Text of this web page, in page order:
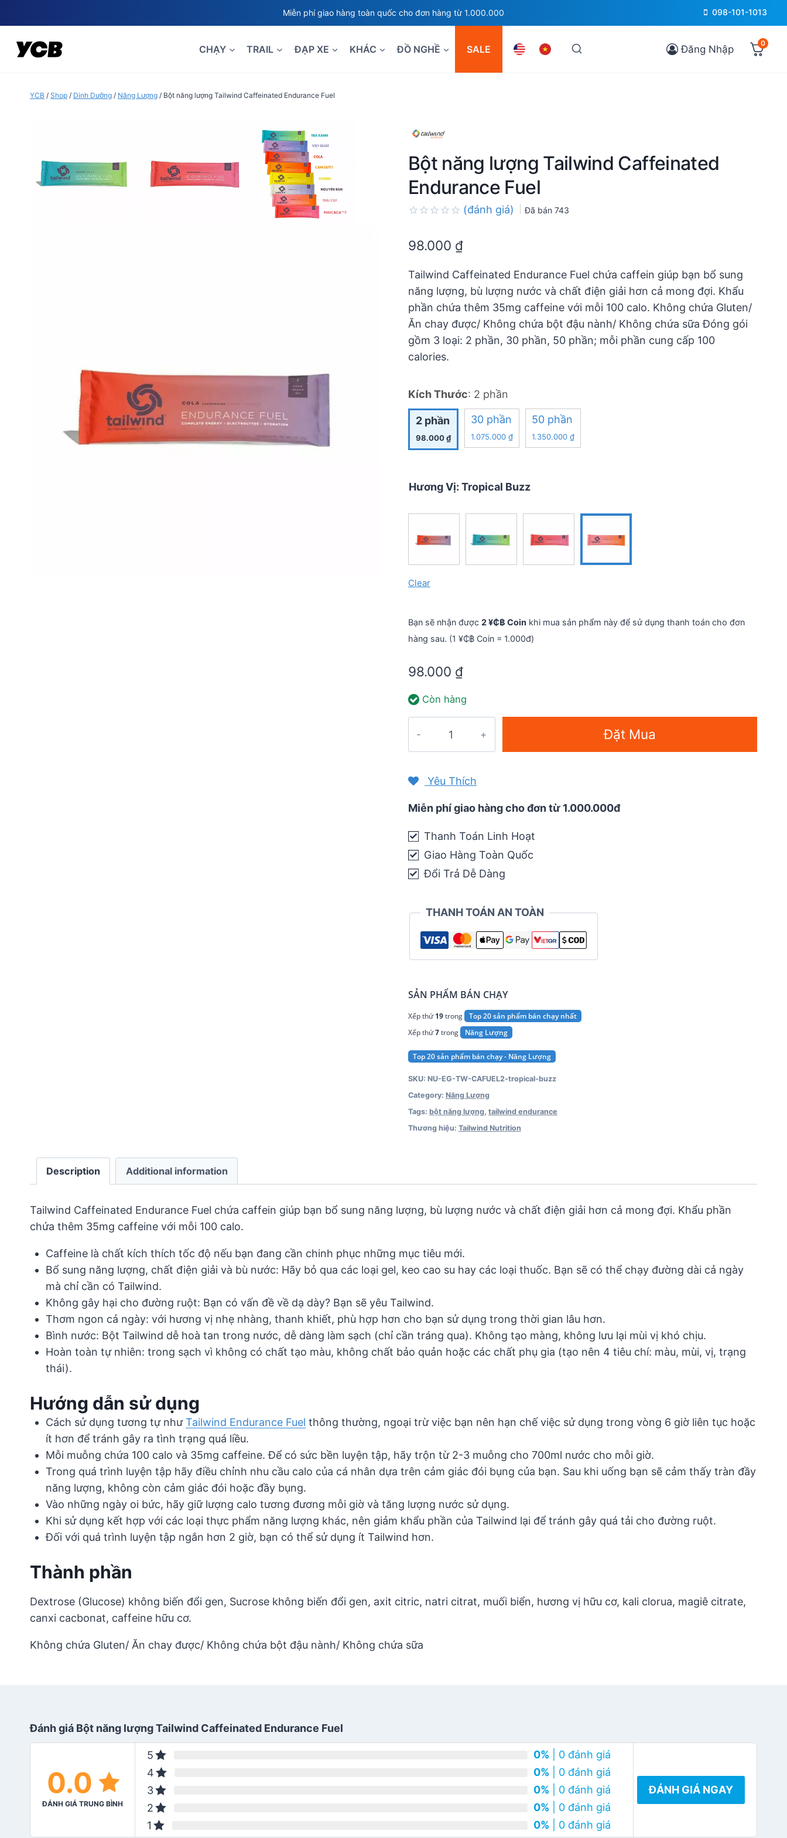
to
content
Miễn phí giao hàng toàn quốc cho đơn hàng từ 1.000.000 098-101-1013
CHẠY TRAIL ĐẠP XE KHÁC ĐỒ NGHỀ SALE Đăng Nhập 0
YCB / Shop / Dinh Dưỡng / Năng Lượng / Bột năng lượng Tailwind Caffeinated Endurance Fuel
Bột năng lượng Tailwind Caffeinated
Endurance Fuel
out
(đánh giá) Đã bán 743
98.000 ₫
Tailwind Caffeinated Endurance Fuel chứa caffein giúp bạn bổ sung
năng lượng, bù lượng nước và chất điện giải hơn cả mong đợi. Khẩu
phần chứa thêm 35mg caffeine với mỗi 100 calo. Không chứa Gluten/
Ăn chay được/ Không chứa bột đậu nành/ Không chứa sữa Đóng gói
gồm 3 loại: 2 phần, 30 phần, 50 phần; mỗi phần cung cấp 100
calories.
Kích Thước: 2 phần
2 phần
98.000₫
30 phần
1.075.000 ₫
50 phần
1.350.000 ₫
Hương Vị: Tropical Buzz
Clear
Bạn sẽ nhận được 2 ¥₵฿ Coin khi mua sản phẩm này để sử dụng thanh toán cho đơn
hàng sau. (1 ¥₵฿ Coin = 1.000đ)
98.000 ₫
Còn hàng
Tailwind
Endurance
quantity
Đặt Mua
Yêu Thích
Miễn phí giao hàng cho đơn từ 1.000.000đ
Thanh Toán Linh Hoạt
Giao Hàng Toàn Quốc
Đổi Trả Dễ Dàng
THANH TOÁN AN TOÀN
SẢN PHẨM BÁN CHẠY
Xếp thứ19trong
Top 20 sản phẩm bán chạy nhất
Xếp thứ7trong Năng Lượng
Top 20 sản phẩm bán chạy - Năng Lượng
SKU: NU-EG-TW-CAFUEL2-tropical-buzz
Category: Năng Lượng
Tags: bột năng lượng, tailwind endurance
Thương hiệu: Tailwind Nutrition
Description Additional information
Tailwind Caffeinated Endurance Fuel chứa caffein giúp bạn bổ sung năng lượng, bù lượng nước và chất điện giải hơn cả mong đợi. Khẩu phần
chứa thêm 35mg caffeine với mỗi 100 calo.
Caffeine là chất kích thích tốc độ nếu bạn đang cần chinh phục những mục tiêu mới.
Bổ sung năng lượng, chất điện giải và bù nước: Hãy bỏ qua các loại gel, keo cao su hay các loại thuốc. Bạn sẽ có thể chạy đường dài cả ngày
mà chỉ cần có Tailwind.
Không gây hại cho đường ruột: Bạn có vấn đề về dạ dày? Bạn sẽ yêu Tailwind.
Thơm ngon cả ngày: với hương vị nhẹ nhàng, thanh khiết, phù hợp hơn cho bạn sử dụng trong thời gian lâu hơn.
Bình nước: Bột Tailwind dễ hoà tan trong nước, dễ dàng làm sạch (chỉ cần tráng qua). Không tạo màng, không lưu lại mùi vị khó chịu.
Hoàn toàn tự nhiên: trong sạch vì không có chất tạo màu, không chất bảo quản hoặc các chất phụ gia (tạo nên 4 tiêu chí: màu, mùi, vị, trạng
thái).
Hướng dẫn sử dụng
Cách sử dụng tương tự nhưTailwind Endurance Fuel thông thường, ngoại trừ việc bạn nên hạn chế việc sử dụng trong vòng 6 giờ liên tục hoặc
ít hơn để tránh gây ra tình trạng quá liều.
Mỗi muỗng chứa 100 calo và 35mg caffeine. Để có sức bền luyện tập, hãy trộn từ 2-3 muỗng cho 700ml nước cho mỗi giờ.
Trong quá trình luyện tập hãy điều chỉnh nhu cầu calo của cá nhân dựa trên cảm giác đói bụng của bạn. Sau khi uống bạn sẽ cảm thấy tràn đầy
năng lượng, không còn cảm giác đói hoặc đầy bụng.
Vào những ngày oi bức, hãy giữ lượng calo tương đương mỗi giờ và tăng lượng nước sử dụng.
Khi sử dụng kết hợp với các loại thực phẩm năng lượng khác, nên giảm khẩu phần của Tailwind lại để tránh gây quá tải cho đường ruột.
Đối với quá trình luyện tập ngắn hơn 2 giờ, bạn có thể sử dụng ít Tailwind hơn.
Thành phần
Dextrose (Glucose) không biến đổi gen, Sucrose không biến đổi gen, axit citric, natri citrat, muối biển, hương vị hữu cơ, kali clorua, magiê citrate,
canxi cacbonat, caffeine hữu cơ.
Không chứa Gluten/ Ăn chay được/ Không chứa bột đậu nành/ Không chứa sữa
Đánh giá Bột năng lượng Tailwind Caffeinated Endurance Fuel
0.0
ĐÁNH GIÁ TRUNG BÌNH
5 0% | 0 đánh giá
4
0% | 0 đánh giá
3
0% | 0 đánh giá
2
0% | 0 đánh giá
1
0% | 0 đánh giá
ĐÁNH GIÁ NGAY